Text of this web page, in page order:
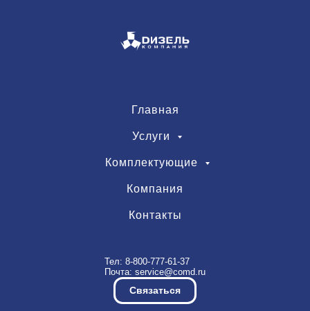
Главная
Услуги
Комплектующие
Компания
Контакты
Тел: 8-800-777-61-37
Почта: service@comd.ru
Связаться